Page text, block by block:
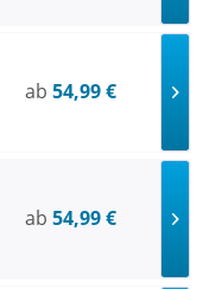
ab 54,99 €
ab 54,99 €